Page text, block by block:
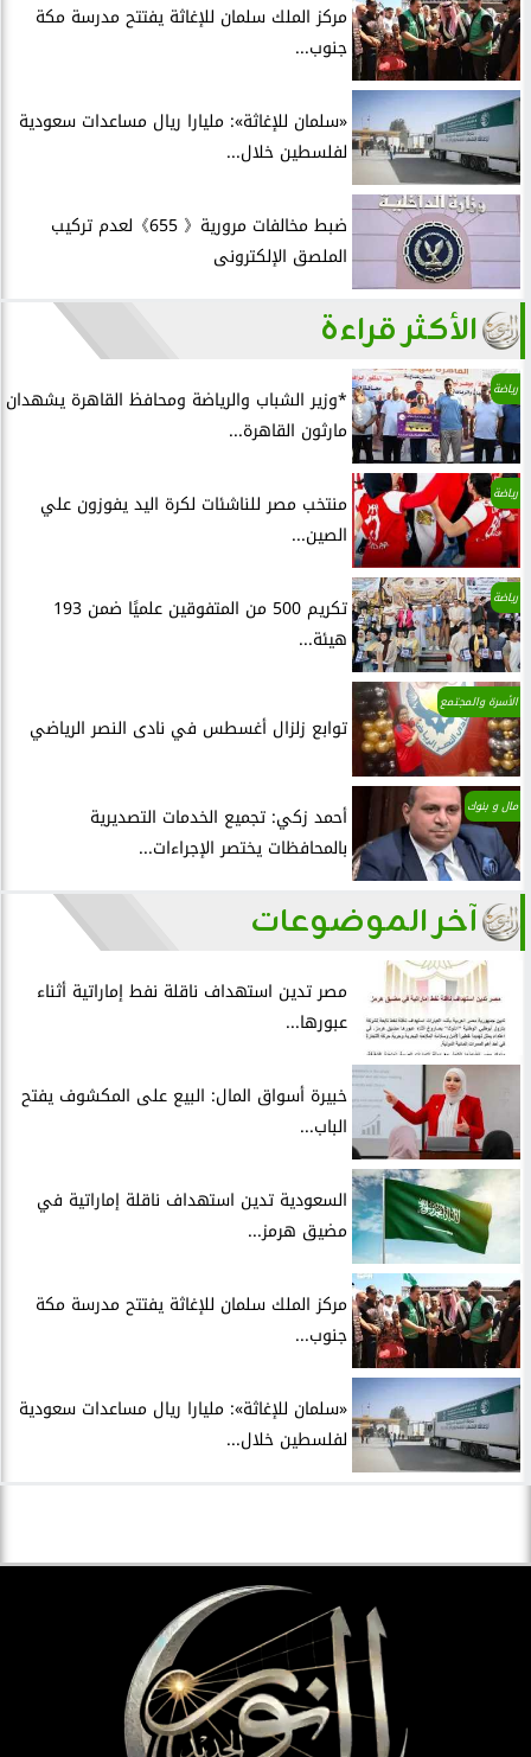
مركز الملك سلمان للإغاثة يفتتح مدرسة مكة
جنوب...
«سلمان للإغاثة»: مليارا ريال مساعدات سعودية
لفلسطين خلال...
ضبط مخالفات مرورية《 655》لعدم تركيب
الملصق الإلكترونى
الأكثر قراءة
رياضة
*وزير الشباب والرياضة ومحافظ القاهرة يشهدان
مارثون القاهرة...
رياضة
منتخب مصر للناشئات لكرة اليد يفوزون علي
الصين...
رياضة
تكريم 500 من المتفوقين علميًا ضمن 193
هيئة...
الأسرة والمجتمع
توابع زلزال أغسطس في نادى النصر الرياضي
مال و بنوك
أحمد زكي: تجميع الخدمات التصديرية
بالمحافظات يختصر الإجراءات...
آخر الموضوعات
مصر تدين استهداف ناقلة نفط إماراتية أثناء
عبورها...
خبيرة أسواق المال: البيع على المكشوف يفتح
الباب...
السعودية تدين استهداف ناقلة إماراتية في
مضيق هرمز...
مركز الملك سلمان للإغاثة يفتتح مدرسة مكة
جنوب...
«سلمان للإغاثة»: مليارا ريال مساعدات سعودية
لفلسطين خلال...